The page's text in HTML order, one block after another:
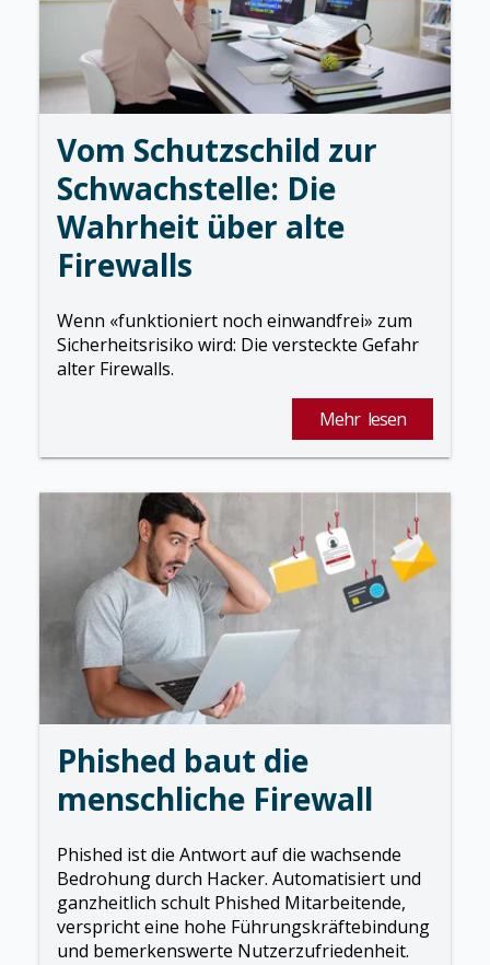
Vom Schutzschild zur
Schwachstelle: Die
Wahrheit über alte
Firewalls
Wenn «funktioniert noch einwandfrei» zum
Sicherheitsrisiko wird: Die versteckte Gefahr
alter Firewalls.
Mehr lesen
Phished baut die
menschliche Firewall
Phished ist die Antwort auf die wachsende
Bedrohung durch Hacker. Automatisiert und
ganzheitlich schult Phished Mitarbeitende,
verspricht eine hohe Führungskräftebindung
und bemerkenswerte Nutzerzufriedenheit.